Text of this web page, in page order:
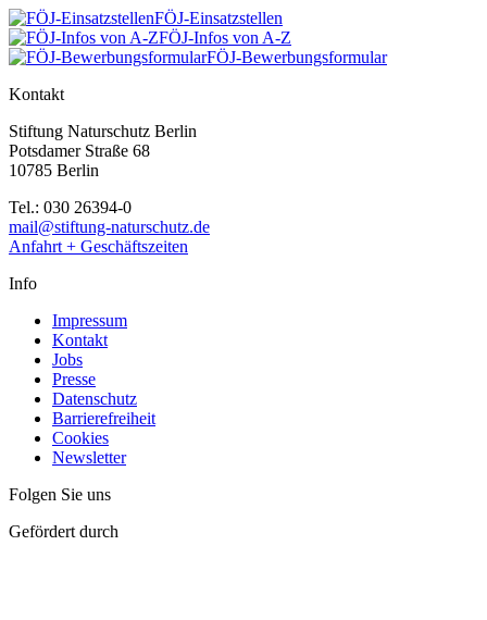
FÖJ-Einsatzstellen
FÖJ-Infos von A-Z
FÖJ-Bewerbungsformular
Kontakt
Stiftung Naturschutz Berlin
Potsdamer Straße 68
10785 Berlin
Tel.: 030 26394-0
mail@stiftung-naturschutz.de
Anfahrt + Geschäftszeiten
Info
Impressum
Kontakt
Jobs
Presse
Datenschutz
Barrierefreiheit
Cookies
Newsletter
Folgen Sie uns
Gefördert durch